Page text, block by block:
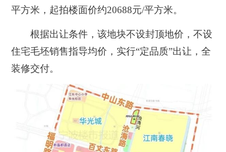
平方米，起拍楼面价约20688元/平方米。
根据出让条件，该地块不设封顶地价，不设
住宅毛坯销售指导均价，实行“定品质”出让，全
装修交付。